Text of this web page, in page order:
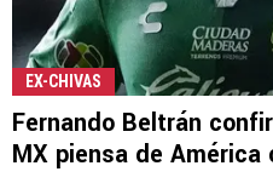
EX-CHIVAS
Fernando Beltrán
MX piensa de